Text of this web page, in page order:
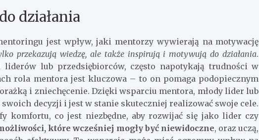
działania
jest wpływ, jaki mentorzy wywierają na motywację
przekazują wiedzę, ale także inspirują i motywują do działania.
lub przedsiębiorców, często napotykają trudności w
rola mentora jest kluczowa – to on pomaga podopiecznym
i zniechęcenie. Dzięki wsparciu mentora, młody lider lub
decyzji i jest w stanie skuteczniej realizować swoje cele.
komfortu, co jest niezbędne, aby rozwijać się jako lider czy
które wcześniej mogły być niewidoczne, oraz uczą,